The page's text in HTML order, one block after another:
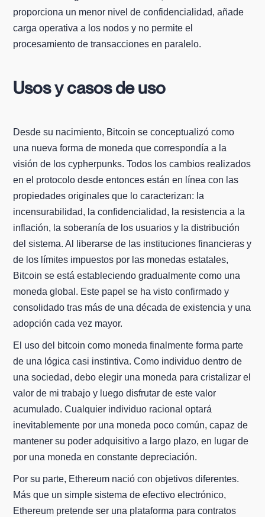
proporciona un menor nivel de confidencialidad, añade
carga operativa a los nodos y no permite el
procesamiento de transacciones en paralelo.
Usos y casos de uso
Desde su nacimiento, Bitcoin se conceptualizó como
una nueva forma de moneda que correspondía a la
visión de los cypherpunks. Todos los cambios realizados
en el protocolo desde entonces están en línea con las
propiedades originales que lo caracterizan: la
incensurabilidad, la confidencialidad, la resistencia a la
inflación, la soberanía de los usuarios y la distribución
del sistema. Al liberarse de las instituciones financieras y
de los límites impuestos por las monedas estatales,
Bitcoin se está estableciendo gradualmente como una
moneda global. Este papel se ha visto confirmado y
consolidado tras más de una década de existencia y una
adopción cada vez mayor.
El uso del bitcoin como moneda finalmente forma parte
de una lógica casi instintiva. Como individuo dentro de
una sociedad, debo elegir una moneda para cristalizar el
valor de mi trabajo y luego disfrutar de este valor
acumulado. Cualquier individuo racional optará
inevitablemente por una moneda poco común, capaz de
mantener su poder adquisitivo a largo plazo, en lugar de
por una moneda en constante depreciación.
Por su parte, Ethereum nació con objetivos diferentes.
Más que un simple sistema de efectivo electrónico,
Ethereum pretende ser una plataforma para contratos